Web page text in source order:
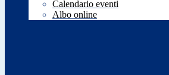
Calendario eventi
Albo online